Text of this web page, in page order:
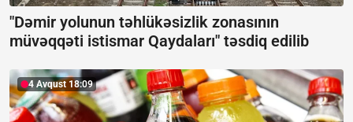
"Dəmir yolunun təhlükəsizlik zonasının
müvəqqəti istismar Qaydaları" təsdiq edilib
4 Avqust 18:09